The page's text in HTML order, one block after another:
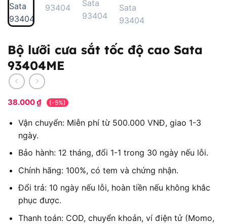
Bộ lưỡi cưa sắt tốc độ cao Sata
93404ME
38.000₫ (-5%)
Vận chuyển: Miễn phí từ 500.000 VNĐ, giao 1-3
ngày.
Bảo hành: 12 tháng, đổi 1-1 trong 30 ngày nếu lỗi.
Chính hãng: 100%, có tem và chứng nhận.
Đổi trả: 10 ngày nếu lỗi, hoàn tiền nếu không khắc
phục được.
Thanh toán: COD, chuyển khoản, ví điện tử (Momo,